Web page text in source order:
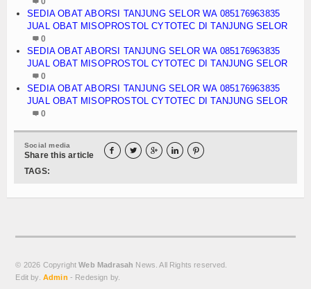
SEDIA OBAT ABORSI TANJUNG SELOR WA 085176963835
JUAL OBAT MISOPROSTOL CYTOTEC DI TANJUNG SELOR
0
SEDIA OBAT ABORSI TANJUNG SELOR WA 085176963835
JUAL OBAT MISOPROSTOL CYTOTEC DI TANJUNG SELOR
0
SEDIA OBAT ABORSI TANJUNG SELOR WA 085176963835
JUAL OBAT MISOPROSTOL CYTOTEC DI TANJUNG SELOR
0
Social media
Share this article     
TAGS:
© 2026 CopyrightWeb Madrasah News. All Rights reserved.
Edit by. Admin - Redesign by.